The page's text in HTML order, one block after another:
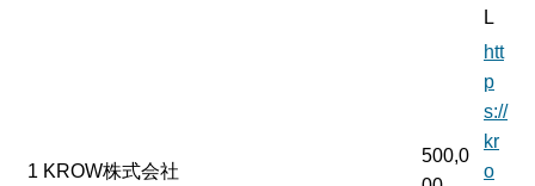
L
1 KROW株式会社
500,0
htt
p
s://
kr
o